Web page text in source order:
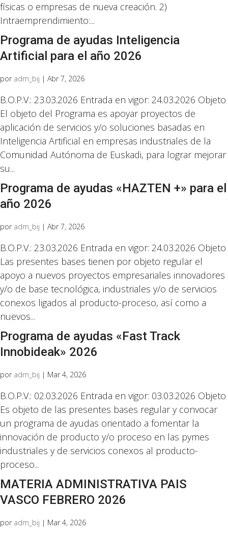
físicas o empresas de nueva creación. 2)
Intraemprendimiento:...
Programa de ayudas Inteligencia
Artificial para el año 2026
por adm_bij | Abr 7, 2026
B.O.P.V.: 23.03.2026 Entrada en vigor: 24.03.2026 Objeto
El objeto del Programa es apoyar proyectos de
aplicación de servicios y/o soluciones basadas en
Inteligencia Artificial en empresas industriales de la
Comunidad Autónoma de Euskadi, para lograr mejorar
su...
Programa de ayudas «HAZTEN +» para el
año 2026
por adm_bij | Abr 7, 2026
B.O.P.V.: 23.03.2026 Entrada en vigor: 24.03.2026 Objeto
Las presentes bases tienen por objeto regular el
apoyo a nuevos proyectos empresariales innovadores
y/o de base tecnológica, industriales y/o de servicios
conexos ligados al producto-proceso, así como a
nuevos...
Programa de ayudas «Fast Track
Innobideak» 2026
por adm_bij | Mar 4, 2026
B.O.P.V.: 02.03.2026 Entrada en vigor: 03.03.2026 Objeto
Es objeto de las presentes bases regular y convocar
un programa de ayudas orientado a fomentar la
innovación de producto y/o proceso en las pymes
industriales y de servicios conexos al producto-
proceso...
MATERIA ADMINISTRATIVA PAIS
VASCO FEBRERO 2026
por adm_bij | Mar 4, 2026